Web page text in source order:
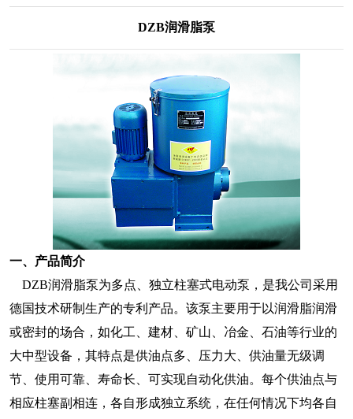
DZB润滑脂泵
一、产品简介
DZB润滑脂泵为多点、独立柱塞式电动泵，是我公司采用
德国技术研制生产的专利产品。该泵主要用于以润滑脂润滑
或密封的场合，如化工、建材、矿山、冶金、石油等行业的
大中型设备，其特点是供油点多、压力大、供油量无级调
节、使用可靠、寿命长、可实现自动化供油。每个供油点与
相应柱塞副相连，各自形成独立系统，在任何情况下均各自